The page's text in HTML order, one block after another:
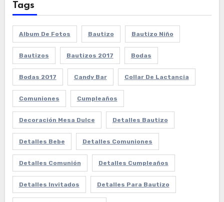
Tags
Album De Fotos Bautizo Bautizo Niño
Bautizos Bautizos 2017 Bodas
Bodas 2017 Candy Bar Collar De Lactancia
Comuniones Cumpleaños
Decoración Mesa Dulce Detalles Bautizo
Detalles Bebe Detalles Comuniones
Detalles Comunión Detalles Cumpleaños
Detalles Invitados Detalles Para Bautizo